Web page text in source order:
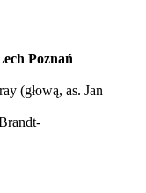
Poznań
(głową, as. Jan